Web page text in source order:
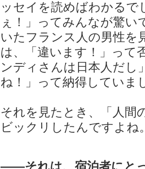
ッセイを読めばわかるで
ぇ！」ってみんなが驚い
いたフランス人の男性を
は、「違います！」って
ンディさんは日本人だし
ね！」って納得していま
それを見たとき、「人間
ビックリしたんですよね